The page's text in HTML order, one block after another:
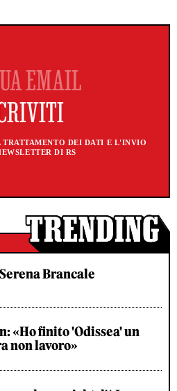
TRATTAMENTO DEI DATI E L'INVIO
DI RS
Brancale
«Ho finito 'Odissea' un
non lavoro»